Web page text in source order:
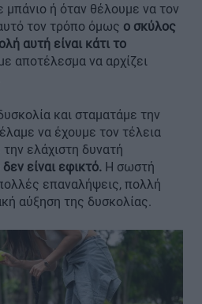
ή όταν θέλουμε να τον
τον τρόπο όμως ο σκύλος
αυτή είναι κάτι το
αποτέλεσμα να αρχίζει
και σταματάμε την
να έχουμε τον τέλεια
ελάχιστη δυνατή
είναι εφικτό. Η σωστή
επαναλήψεις, πολλή
αύξηση της δυσκολίας.